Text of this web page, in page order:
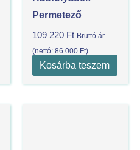
Permetező
109 220 Ft Bruttó ár
(nettó: 86 000 Ft)
Kosárba teszem